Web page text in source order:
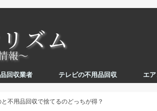
回収業者 テレビの不用品回収 エ
不用品回収で捨てるのどっちが得？